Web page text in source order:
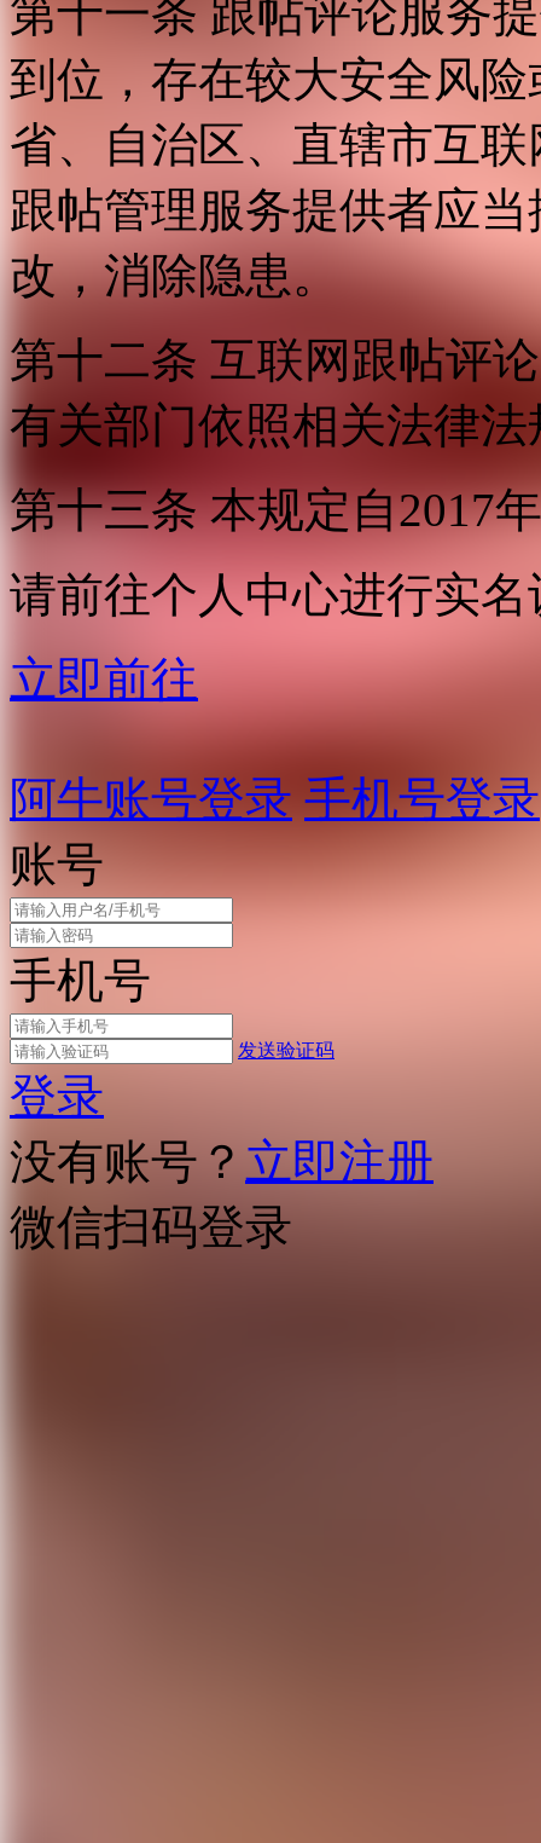
第十一条 跟帖评论服务
到位，存在较大安全风
省、自治区、直辖市互
跟帖管理服务提供者应
改，消除隐患。
第十二条 互联网跟帖评
有关部门依照相关法律
第十三条 本规定自2017
请前往个人中心进行实名
立即前往
阿牛账号登录 手机号登录
账号
手机号
发送验证码
登录
没有账号？ 立即注册
微信扫码登录